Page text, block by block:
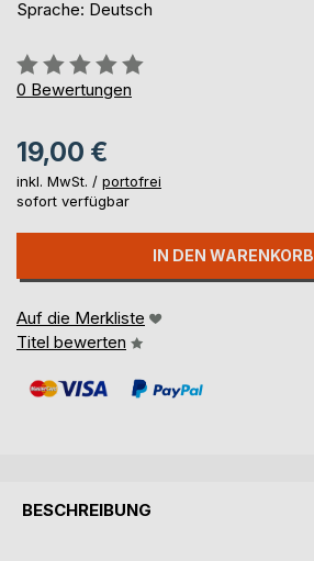
Sprache: Deutsch
Bewertung::
0%
0 Bewertungen
19,00 €
inkl. MwSt. / portofrei
sofort verfügbar
IN DEN WARENKORB
Auf die Merkliste
Titel bewerten
BESCHREIBUNG